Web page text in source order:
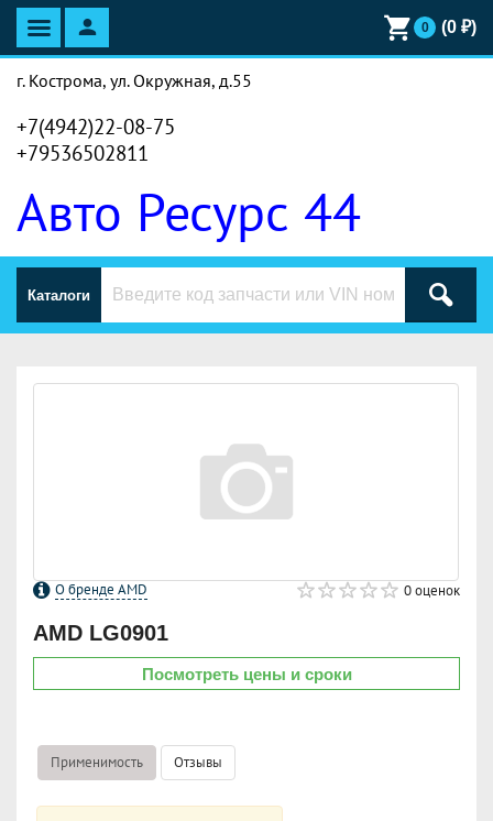
0 (0 ₽)
г. Кострома, ул. Окружная, д.55
+7(4942)22-08-75
+79536502811
Авто Ресурс 44
Каталоги
О бренде AMD 0 оценок
AMD LG0901
Посмотреть цены и сроки
Применимость Отзывы